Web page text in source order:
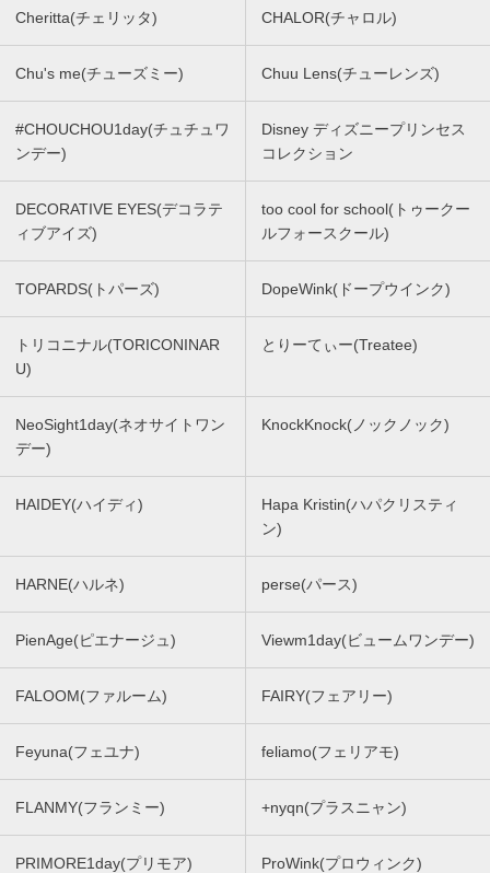
Cheritta(チェリッタ) CHALOR(チャロル)
Chu's me(チューズミー) Chuu Lens(チューレンズ)
#CHOUCHOU1day(チュチュワ
ンデー)
Disney ディズニープリンセス
コレクション
DECORATIVE EYES(デコラテ
ィブアイズ)
too cool for school(トゥークー
ルフォースクール)
TOPARDS(トパーズ) DopeWink(ドープウインク)
トリコニナル(TORICONINAR
U)
とりーてぃー(Treatee)
NeoSight1day(ネオサイトワン
デー)
KnockKnock(ノックノック)
HAIDEY(ハイディ)
Hapa Kristin(ハパクリスティ
ン)
HARNE(ハルネ) perse(パース)
PienAge(ピエナージュ) Viewm1day(ビュームワンデー)
FALOOM(ファルーム) FAIRY(フェアリー)
Feyuna(フェユナ) feliamo(フェリアモ)
FLANMY(フランミー) +nyqn(プラスニャン)
PRIMORE1day(プリモア) ProWink(プロウィンク)